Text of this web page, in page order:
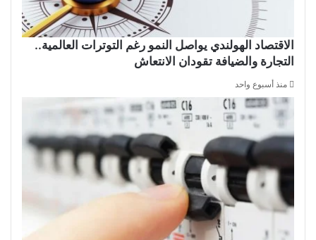
الاقتصاد الهولندي يواصل النمو رغم التوترات العالمية..
التجارة والضيافة تقودان الانتعاش
منذ أسبوع واحد